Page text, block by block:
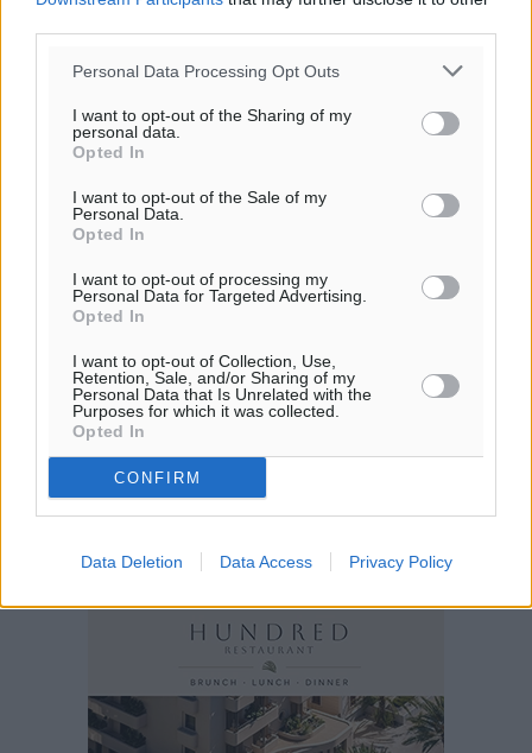
Personal Data Processing Opt Outs
I want to opt-out of the Sharing of my
personal data.
Opted In
I want to opt-out of the Sale of my
Personal Data.
Opted In
I want to opt-out of processing my
Personal Data for Targeted Advertising.
Opted In
I want to opt-out of Collection, Use,
Retention, Sale, and/or Sharing of my
Personal Data that Is Unrelated with the
Purposes for which it was collected.
Opted In
CONFIRM
Data Deletion Data Access Privacy Policy
06:19
20:05
πρόγνωση: